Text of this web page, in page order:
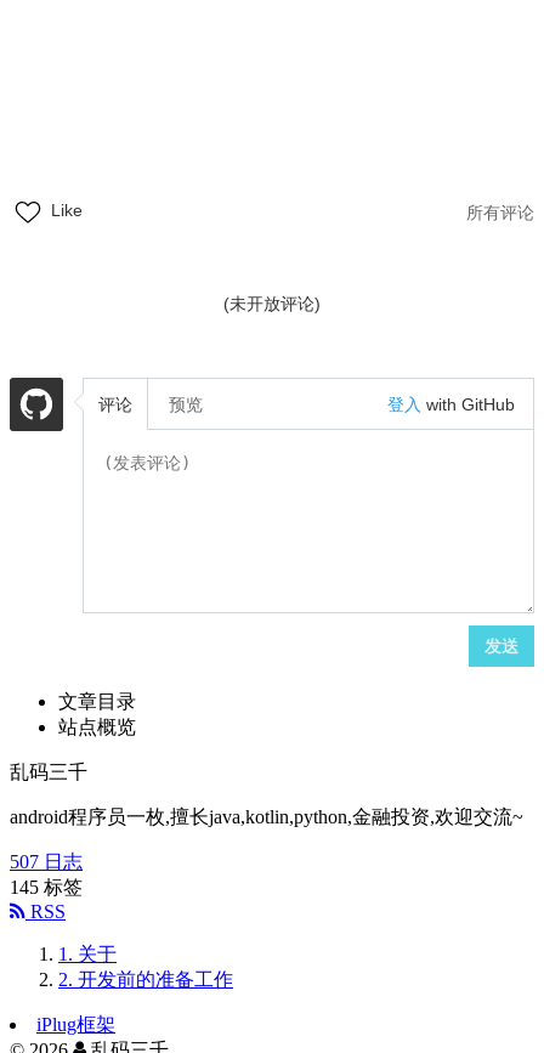
Like 所有评论
(未开放评论)
评论 预览 登入 with GitHub
发送
文章目录
站点概览
乱码三千
android程序员一枚,擅长java,kotlin,python,金融投资,欢迎交流~
507 日志
145 标签
RSS
1. 关于
2. 开发前的准备工作
iPlug框架